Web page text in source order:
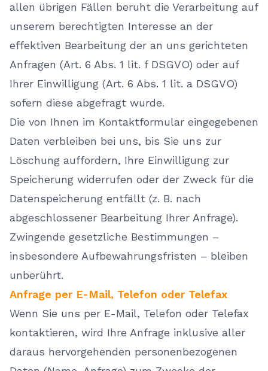
allen übrigen Fällen beruht die Verarbeitung auf
unserem berechtigten Interesse an der
effektiven Bearbeitung der an uns gerichteten
Anfragen (Art. 6 Abs. 1 lit. f DSGVO) oder auf
Ihrer Einwilligung (Art. 6 Abs. 1 lit. a DSGVO)
sofern diese abgefragt wurde.
Die von Ihnen im Kontaktformular eingegebenen
Daten verbleiben bei uns, bis Sie uns zur
Löschung auffordern, Ihre Einwilligung zur
Speicherung widerrufen oder der Zweck für die
Datenspeicherung entfällt (z. B. nach
abgeschlossener Bearbeitung Ihrer Anfrage).
Zwingende gesetzliche Bestimmungen –
insbesondere Aufbewahrungsfristen – bleiben
unberührt.
Anfrage per E-Mail, Telefon oder Telefax
Wenn Sie uns per E-Mail, Telefon oder Telefax
kontaktieren, wird Ihre Anfrage inklusive aller
daraus hervorgehenden personenbezogenen